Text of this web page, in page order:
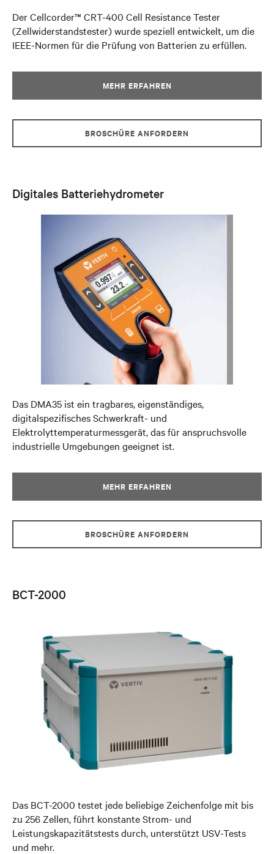
Der Cellcorder™ CRT-400 Cell Resistance Tester
(Zellwiderstandstester) wurde speziell entwickelt, um die
IEEE-Normen für die Prüfung von Batterien zu erfüllen.
MEHR ERFAHREN
BROSCHÜRE ANFORDERN
Digitales Batteriehydrometer
Das DMA35 ist ein tragbares, eigenständiges,
digitalspezifisches Schwerkraft- und
Elektrolyttemperaturmessgerät, das für anspruchsvolle
industrielle Umgebungen geeignet ist.
MEHR ERFAHREN
BROSCHÜRE ANFORDERN
BCT-2000
Das BCT-2000 testet jede beliebige Zeichenfolge mit bis
zu 256 Zellen, führt konstante Strom- und
Leistungskapazitätstests durch, unterstützt USV-Tests
und mehr.